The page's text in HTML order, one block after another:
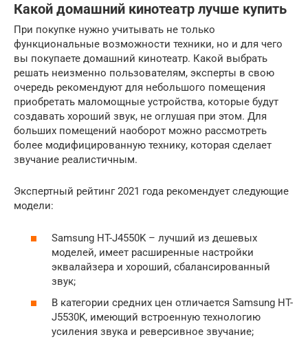
Какой домашний кинотеатр лучше купить
При покупке нужно учитывать не только
функциональные возможности техники, но и для чего
вы покупаете домашний кинотеатр. Какой выбрать
решать неизменно пользователям, эксперты в свою
очередь рекомендуют для небольшого помещения
приобретать маломощные устройства, которые будут
создавать хороший звук, не оглушая при этом. Для
больших помещений наоборот можно рассмотреть
более модифицированную технику, которая сделает
звучание реалистичным.
Экспертный рейтинг 2021 года рекомендует следующие
модели:
Samsung HT-J4550K – лучший из дешевых
моделей, имеет расширенные настройки
эквалайзера и хороший, сбалансированный
звук;
В категории средних цен отличается Samsung HT-
J5530K, имеющий встроенную технологию
усиления звука и реверсивное звучание;